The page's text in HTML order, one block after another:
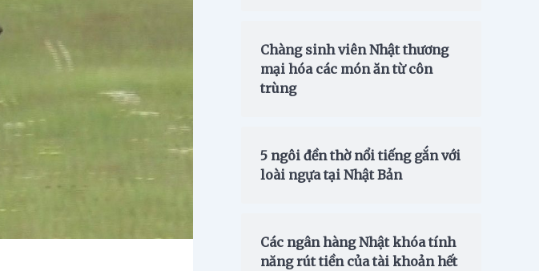
Chàng sinh viên Nhật thương
mại hóa các món ăn từ côn
trùng
5 ngôi đền thờ nổi tiếng gắn với
loài ngựa tại Nhật Bản
Các ngân hàng Nhật khóa tính
năng rút tiền của tài khoản hết